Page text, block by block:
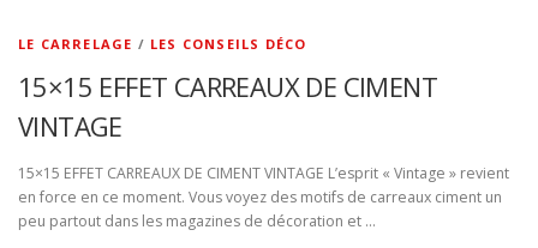
LE CARRELAGE / LES CONSEILS DÉCO
15×15 EFFET CARREAUX DE CIMENT
VINTAGE
15×15 EFFET CARREAUX DE CIMENT VINTAGE L’esprit « Vintage » revient
en force en ce moment. Vous voyez des motifs de carreaux ciment un
peu partout dans les magazines de décoration et …